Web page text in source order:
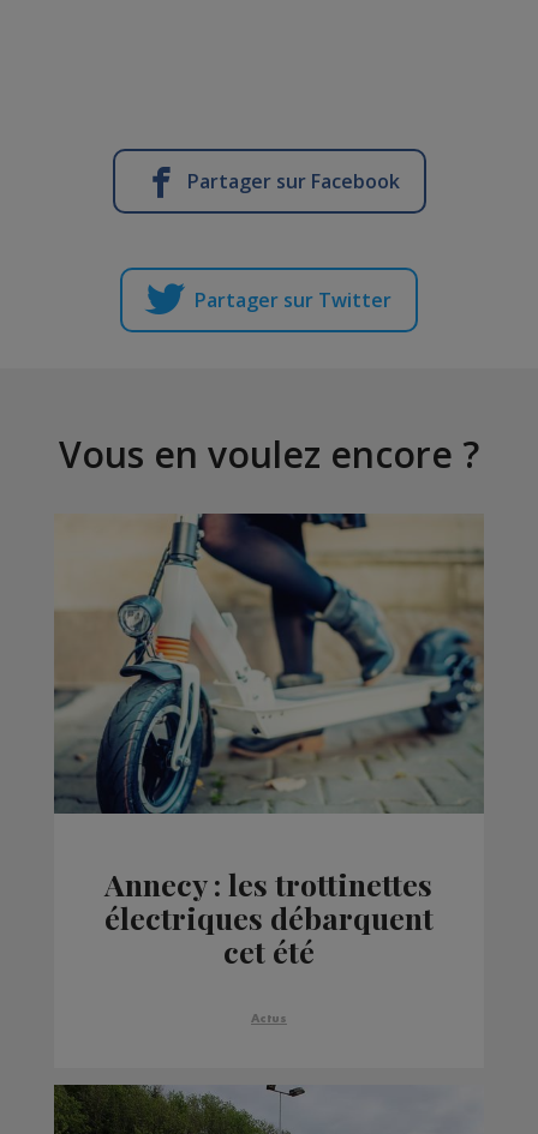
Partager sur Facebook
Partager sur Twitter
Vous en voulez encore ?
Annecy : les trottinettes
électriques débarquent
cet été
Actus